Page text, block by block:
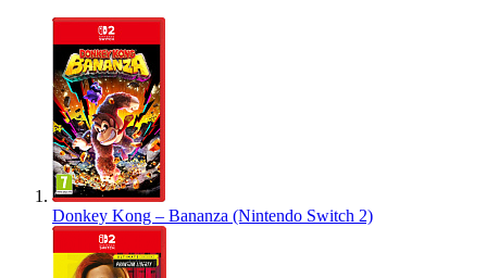
Donkey Kong – Bananza (Nintendo Switch 2)